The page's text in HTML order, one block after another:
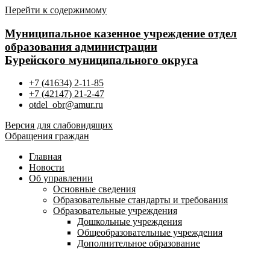
Перейти к содержимому
Муниципальное казенное учреждение отдел
образования администрации
Бурейского муниципального округа
+7 (41634) 2-11-85
+7 (42147) 21-2-47
otdel_obr@amur.ru
Версия для слабовидящих
Обращения граждан
Главная
Новости
Об управлении
Основные сведения
Образовательные стандарты и требования
Образовательные учреждения
Дошкольные учреждения
Общеобразовательные учреждения
Дополнительное образование